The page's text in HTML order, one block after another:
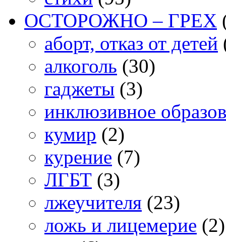
ОСТОРОЖНО – ГРЕХ
аборт, отказ от детей
алкоголь (30)
гаджеты (3)
инклюзивное
кумир (2)
курение (7)
ЛГБТ (3)
лжеучителя (23)
ложь и лицемерие (2)